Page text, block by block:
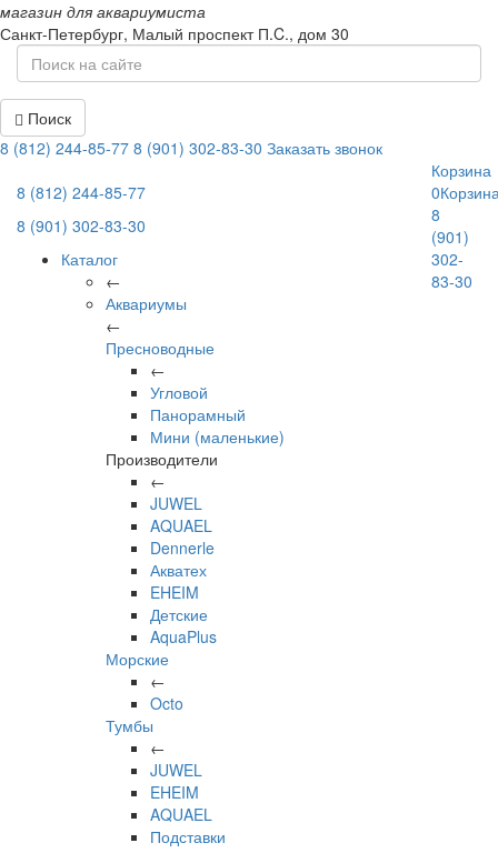
магазин для аквариумиста
Санкт-Петербург, Малый проспект П.C., дом 30
Поиск
8 (812) 244-85-77 8 (901) 302-83-30 Заказать звонок
8 (812) 244-85-77
8 (901) 302-83-30
Каталог
←
Аквариумы
←
Пресноводные
←
Угловой
Панорамный
Мини (маленькие)
Производители
←
JUWEL
AQUAEL
Dennerle
Акватех
EHEIM
Детские
AquaPlus
Морские
←
Octo
Тумбы
←
JUWEL
EHEIM
AQUAEL
Подставки
Корзина
0
8
(901)
302-
83-30